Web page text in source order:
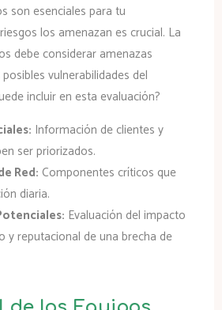
son esenciales para tu
los amenazan es crucial. La
debe considerar amenazas
vulnerabilidades del
incluir en esta evaluación?
Información de clientes y
ser priorizados.
Red: Componentes críticos que
diaria.
Evaluación del impacto
y reputacional de una brecha de